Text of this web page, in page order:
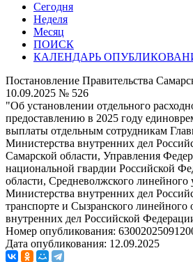
Сегодня
Неделя
Месяц
ПОИСК
КАЛЕНДАРЬ
Постановление Правительства
10.09.2025 № 526
"Об установлении отдельного
предоставлению в 2025 году
выплаты отдельным сотрудникам
Министерства внутренних дел
Самарской области, Управления
национальной гвардии Российской
области, Средневолжского линейного
Министерства внутренних дел
транспорте и Сызранского линейного
внутренних дел Российской
Номер опубликования:
Дата опубликования: 12.09.2025